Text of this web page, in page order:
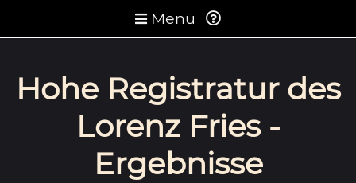
Menü
Hohe Registratur des
Lorenz Fries -
Ergebnisse